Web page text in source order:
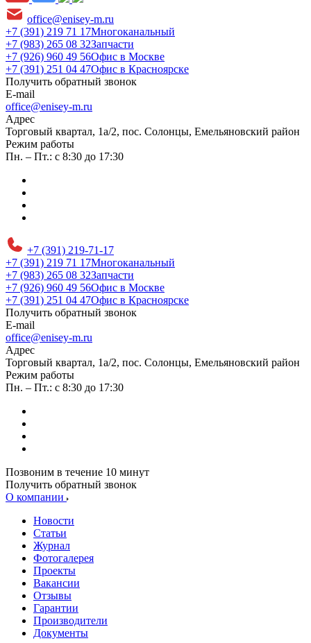
office@enisey-m.ru
+7 (391) 219 71 17Многоканальный
+7 (983) 265 08 32Запчасти
+7 (926) 960 49 56Офис в Москве
+7 (391) 251 04 47Офис в Красноярске
Получить обратный звонок
E-mail
office@enisey-m.ru
Адрес
​Торговый квартал, 1а/2, пос. Солонцы, Емельяновский район
Режим работы
Пн. – Пт.: с 8:30 до 17:30
+7 (391) 219-71-17
+7 (391) 219 71 17Многоканальный
+7 (983) 265 08 32Запчасти
+7 (926) 960 49 56Офис в Москве
+7 (391) 251 04 47Офис в Красноярске
Получить обратный звонок
E-mail
office@enisey-m.ru
Адрес
​Торговый квартал, 1а/2, пос. Солонцы, Емельяновский район
Режим работы
Пн. – Пт.: с 8:30 до 17:30
Позвоним в течение 10 минут
Получить обратный звонок
О компании
Новости
Статьи
Журнал
Фотогалерея
Проекты
Вакансии
Отзывы
Гарантии
Производители
Документы